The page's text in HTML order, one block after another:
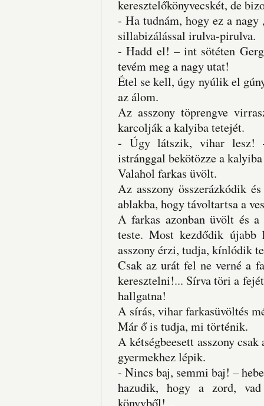
keresztelőkönyvecskét, de
- Ha tudnám, hogy ez a
sillabizálással irulva-pirulva.
- Hadd el! – int sötéten
tevém meg a nagy utat!
Étel se kell, úgy nyúlik el
az álom.
Az asszony töprengve
karcolják a kalyiba tetejét.
- Úgy látszik, vihar lesz!
istránggal bekötözze a
Valahol farkas üvölt.
Az asszony összerázkódik
ablakba, hogy távoltartsa a
A farkas azonban üvölt és
teste. Most kezdődik
asszony érzi, tudja, kínlódik
Csak az urát fel ne verné a
keresztelni!... Sírva töri a
hallgatna!
A sírás, vihar farkasüvöltés
Már ő is tudja, mi történik.
A kétségbeesett asszony
gyermekhez lépik.
- Nincs baj, semmi baj! –
hazudik, hogy a zord,